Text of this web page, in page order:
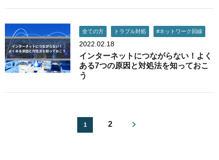
全ての方 トラブル対処 #ネットワーク回線
2022.02.18
インターネットにつながらない！よく
ある7つの原因と対処法を知っておこ
う
1 2